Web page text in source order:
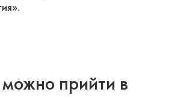
прийти в